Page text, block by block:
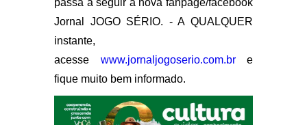
passa a seguir a nova fanpage/facebook
Jornal JOGO SÉRIO. - A QUALQUER
instante,
acesse www.jornaljogoserio.com.bre
fique muito bem informado.